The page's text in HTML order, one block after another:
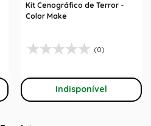
Kit Cenográfico de Terror -
Color Make
(0)
Indisponível